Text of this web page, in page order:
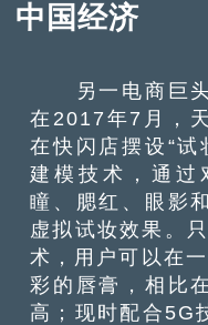
中国经济
另一电商巨头
在2017年7月，
在快闪店摆设“试
建模技术，通过
瞳、腮红、眼影
虚拟试妆效果。
术，用户可以在
彩的唇膏，相比
高；现时配合5G